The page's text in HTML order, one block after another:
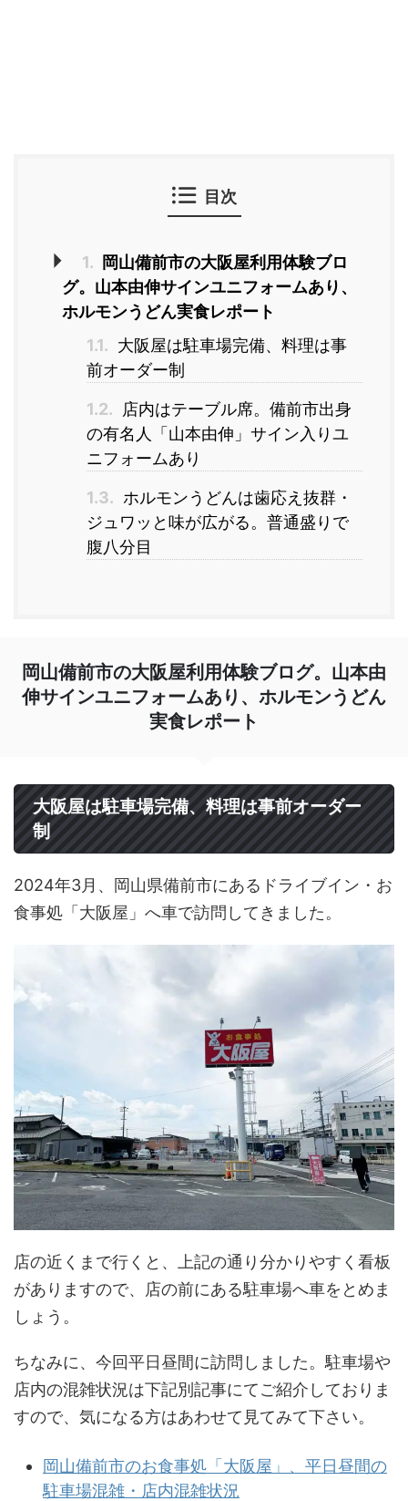
目次
1. 岡山備前市の大阪屋利用体験ブロ
グ。山本由伸サインユニフォームあり、
ホルモンうどん実食レポート
1.1. 大阪屋は駐車場完備、料理は事
前オーダー制
1.2.
店内はテーブル席。備前市出身
の有名人「山本由伸」サイン入りユ
ニフォームあり
1.3. ホルモンうどんは歯応え抜群・
ジュワッと味が広がる。普通盛りで
腹八分目
岡山備前市の大阪屋利用体験ブログ。山本由
伸サインユニフォームあり、ホルモンうどん
実食レポート
大阪屋は駐車場完備、料理は事前オーダー
制
2024年3月、岡山県備前市にあるドライブイン・お
食事処「大阪屋」へ車で訪問してきました。
店の近くまで行くと、上記の通り分かりやすく看板
がありますので、店の前にある駐車場へ車をとめま
しょう。
ちなみに、今回平日昼間に訪問しました。駐車場や
店内の混雑状況は下記別記事にてご紹介しておりま
すので、気になる方はあわせて見てみて下さい。
岡山備前市のお食事処「大阪屋」、平日昼間の
駐車場混雑・店内混雑状況